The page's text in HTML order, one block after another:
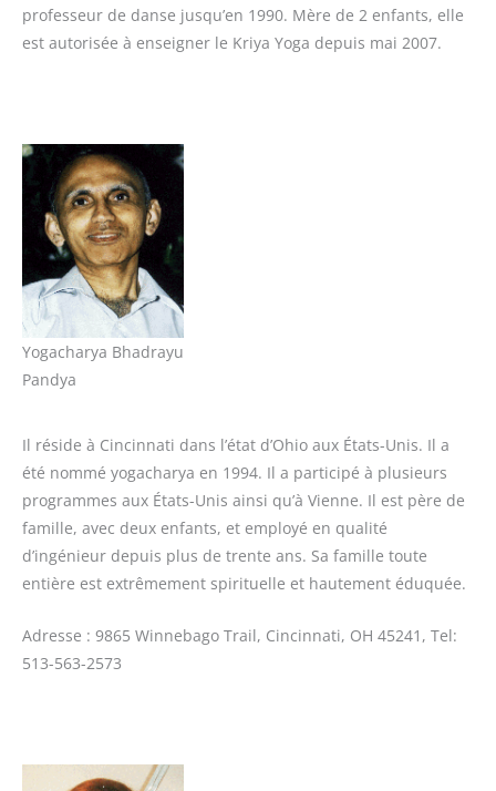
professeur de danse jusqu’en 1990. Mère de 2 enfants, elle
est autorisée à enseigner le Kriya Yoga depuis mai 2007.
Yogacharya Bhadrayu
Pandya
Il réside à Cincinnati dans l’état d’Ohio aux États-Unis. Il a
été nommé yogacharya en 1994. Il a participé à plusieurs
programmes aux États-Unis ainsi qu’à Vienne. Il est père de
famille, avec deux enfants, et employé en qualité
d’ingénieur depuis plus de trente ans. Sa famille toute
entière est extrêmement spirituelle et hautement éduquée.
Adresse : 9865 Winnebago Trail, Cincinnati, OH 45241, Tel:
513-563-2573